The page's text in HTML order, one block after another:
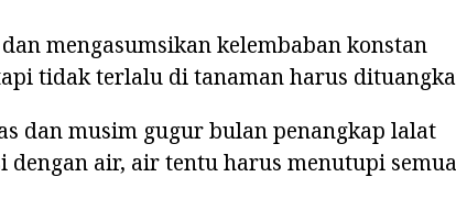
mengasumsikan kelembaban konstan
tidak terlalu di tanaman harus
dan musim gugur bulan penangkap lalat
air, air tentu harus menutupi semua